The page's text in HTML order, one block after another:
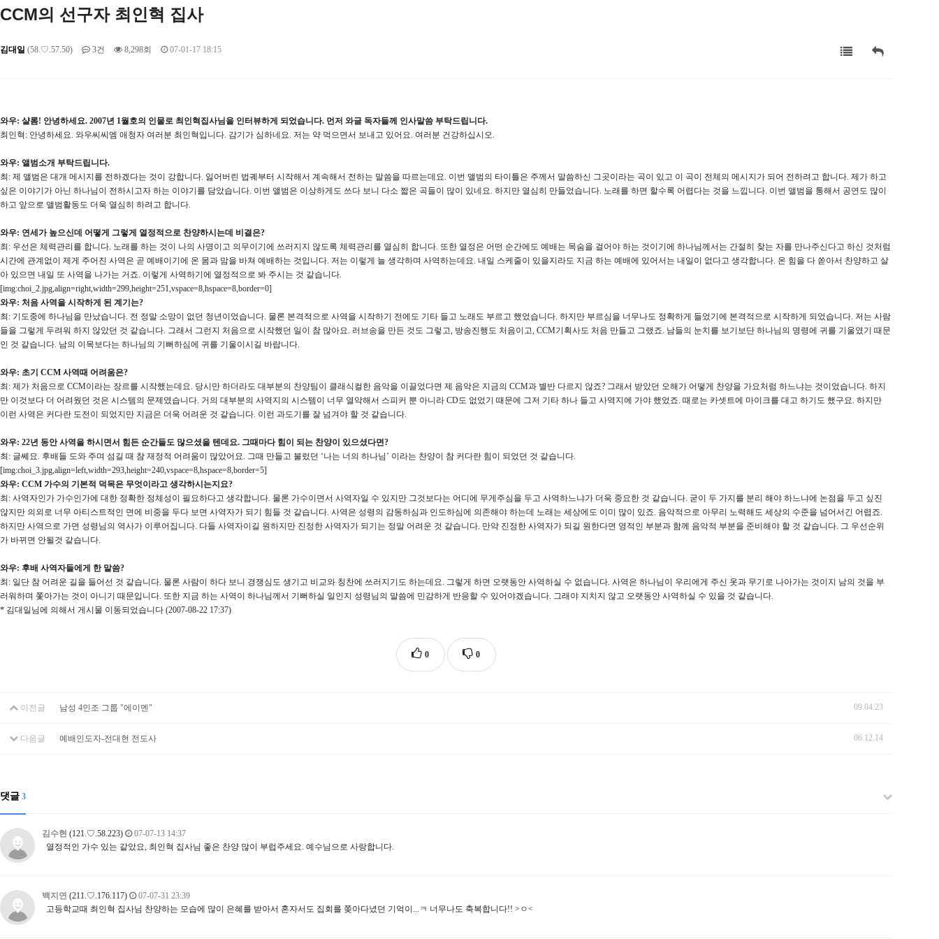
CCM의 선구자 최인혁 집사
김대일 (58.♡.57.50) 3건 8,298회 07-01-17 18:15
와우: 샬롬! 안녕하세요. 2007년 1월호의 인물로 최인혁집사님을 인터뷰하게 되었습니다. 먼저 와글 독자들께 인사말씀 부탁드립니다.
최인혁: 안녕하세요. 와우씨씨엠 애청자 여러분 최인혁입니다. 감기가 심하네요. 저는 약 먹으면서 보내고 있어요. 여러분 건강하십시오.
와우: 앨범소개 부탁드립니다.
최: 제 앨범은 대개 메시지를 전하겠다는 것이 강합니다. 잃어버린 법궤부터 시작해서 계속해서 전하는 말씀을 따르는데요. 이번 앨범의 타이틀은 주께서 말씀하신 그곳이라는 곡이 있고 이 곡이 전체의 메시지가 되어 전하려고 합니다. 제가 하고
싶은 이야기가 아닌 하나님이 전하시고자 하는 이야기를 담았습니다. 이번 앨범은 이상하게도 쓰다 보니 다소 짧은 곡들이 많이 있네요. 하지만 열심히 만들었습니다. 노래를 하면 할수록 어렵다는 것을 느낍니다. 이번 앨범을 통해서 공연도 많이
하고 앞으로 앨범활동도 더욱 열심히 하려고 합니다.
와우: 연세가 높으신데 어떻게 그렇게 열정적으로 찬양하시는데 비결은?
최: 우선은 체력관리를 합니다. 노래를 하는 것이 나의 사명이고 의무이기에 쓰러지지 않도록 체력관리를 열심히 합니다. 또한 열정은 어떤 순간에도 예배는 목숨을 걸어야 하는 것이기에 하나님께서는 간절히 찾는 자를 만나주신다고 하신 것처럼
시간에 관계없이 제게 주어진 사역은 곧 예배이기에 온 몸과 맘을 바쳐 예배하는 것입니다. 저는 이렇게 늘 생각하며 사역하는데요. 내일 스케줄이 있을지라도 지금 하는 예배에 있어서는 내일이 없다고 생각합니다. 온 힘을 다 쏟아서 찬양하고 살
아 있으면 내일 또 사역을 나가는 거죠. 이렇게 사역하기에 열정적으로 봐 주시는 것 같습니다.
[img:choi_2.jpg,align=right,width=299,height=251,vspace=8,hspace=8,border=0]
와우: 처음 사역을 시작하게 된 계기는?
최: 기도중에 하나님을 만났습니다. 전 정말 소망이 없던 청년이었습니다. 물론 본격적으로 사역을 시작하기 전에도 기타 들고 노래도 부르고 했었습니다. 하지만 부르심을 너무나도 정확하게 들었기에 본격적으로 시작하게 되었습니다. 저는 사람
들을 그렇게 두려워 하지 않았던 것 같습니다. 그래서 그런지 처음으로 시작했던 일이 참 많아요. 러브송을 만든 것도 그렇고, 방송진행도 처음이고, CCM기획사도 처음 만들고 그랬죠. 남들의 눈치를 보기보단 하나님의 명령에 귀를 기울였기 때문
인 것 같습니다. 남의 이목보다는 하나님의 기뻐하심에 귀를 기울이시길 바랍니다.
와우: 초기 CCM 사역때 어려움은?
최: 제가 처음으로 CCM이라는 장르를 시작했는데요. 당시만 하더라도 대부분의 찬양팀이 클래식컬한 음악을 이끌었다면 제 음악은 지금의 CCM과 별반 다르지 않죠? 그래서 받았던 오해가 어떻게 찬양을 가요처럼 하느냐는 것이었습니다. 하지
만 이것보다 더 어려웠던 것은 시스템의 문제였습니다. 거의 대부분의 사역지의 시스템이 너무 열악해서 스피커 뿐 아니라 CD도 없었기 때문에 그저 기타 하나 들고 사역지에 가야 했었죠. 때로는 카셋트에 마이크를 대고 하기도 했구요. 하지만
이런 사역은 커다란 도전이 되었지만 지금은 더욱 어려운 것 같습니다. 이런 과도기를 잘 넘겨야 할 것 같습니다.
와우: 22년 동안 사역을 하시면서 힘든 순간들도 많으셨을 텐데요. 그때마다 힘이 되는 찬양이 있으셨다면?
최: 글쎄요. 후배들 도와 주며 섬길 때 참 재정적 어려움이 많았어요. 그때 만들고 불렀던 ‘나는 너의 하나님’ 이라는 찬양이 참 커다란 힘이 되었던 것 같습니다.
[img:choi_3.jpg,align=left,width=293,height=240,vspace=8,hspace=8,border=5]
와우: CCM 가수의 기본적 덕목은 무엇이라고 생각하시는지요?
최: 사역자인가 가수인가에 대한 정확한 정체성이 필요하다고 생각합니다. 물론 가수이면서 사역자일 수 있지만 그것보다는 어디에 무게주심을 두고 사역하느냐가 더욱 중요한 것 같습니다. 굳이 두 가지를 분리 해야 하느냐에 논점을 두고 싶진
않지만 의외로 너무 아티스트적인 면에 비중을 두다 보면 사역자가 되기 힘들 것 같습니다. 사역은 성령의 감동하심과 인도하심에 의존해야 하는데 노래는 세상에도 이미 많이 있죠. 음악적으로 아무리 노력해도 세상의 수준을 넘어서긴 어렵죠.
하지만 사역으로 가면 성령님의 역사가 이루어집니다. 다들 사역자이길 원하지만 진정한 사역자가 되기는 정말 어려운 것 같습니다. 만약 진정한 사역자가 되길 원한다면 영적인 부분과 함께 음악적 부분을 준비해야 할 것 같습니다. 그 우선순위
가 바뀌면 안될것 같습니다.
와우: 후배 사역자들에게 한 말씀?
최: 일단 참 어려운 길을 들어선 것 같습니다. 물론 사람이 하다 보니 경쟁심도 생기고 비교와 칭찬에 쓰러지기도 하는데요. 그렇게 하면 오랫동안 사역하실 수 없습니다. 사역은 하나님이 우리에게 주신 옷과 무기로 나아가는 것이지 남의 것을 부
러워하며 쫓아가는 것이 아니기 때문입니다. 또한 지금 하는 사역이 하나님께서 기뻐하실 일인지 성령님의 말씀에 민감하게 반응할 수 있어야겠습니다. 그래야 지치지 않고 오랫동안 사역하실 수 있을 것 같습니다.
* 김대일님에 의해서 게시물 이동되었습니다 (2007-08-22 17:37)
0 0
이전글 남성 4인조 그룹 "에이멘" 09.04.23
다음글 예배인도자-전대현 전도사 06.12.14
댓글 3
김수현 (121.♡.58.223)
07-07-13 14:37
열정적인 가수 있는 같았요, 최인혁 집사님 좋은 찬양 많이 부럽주세요. 예수님으로 사랑합니다.
백지연 (211.♡.176.117)
07-07-31 23:39
고등학교때 최인혁 집사님 찬양하는 모습에 많이 은혜를 받아서 혼자서도 집회를 쫒아다녔던 기억이...ㅋ 너무나도 축복합니다!! >ㅇ<